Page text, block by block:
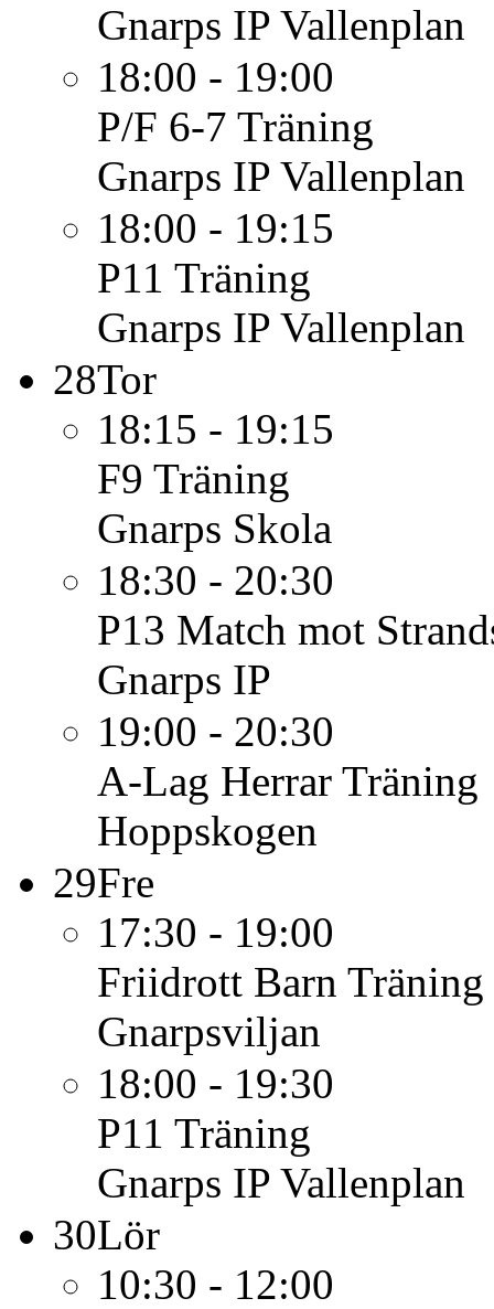
Gnarps IP Vallenplan
18:00 - 19:00
P/F 6-7 Träning
Gnarps IP Vallenplan
18:00 - 19:15
P11 Träning
Gnarps IP Vallenplan
28Tor
18:15 - 19:15
F9 Träning
Gnarps Skola
18:30 - 20:30
P13 Match mot
Gnarps IP
19:00 - 20:30
A-Lag Herrar Träning
Hoppskogen
29Fre
17:30 - 19:00
Friidrott Barn Träning
Gnarpsviljan
18:00 - 19:30
P11 Träning
Gnarps IP Vallenplan
30Lör
10:30 - 12:00